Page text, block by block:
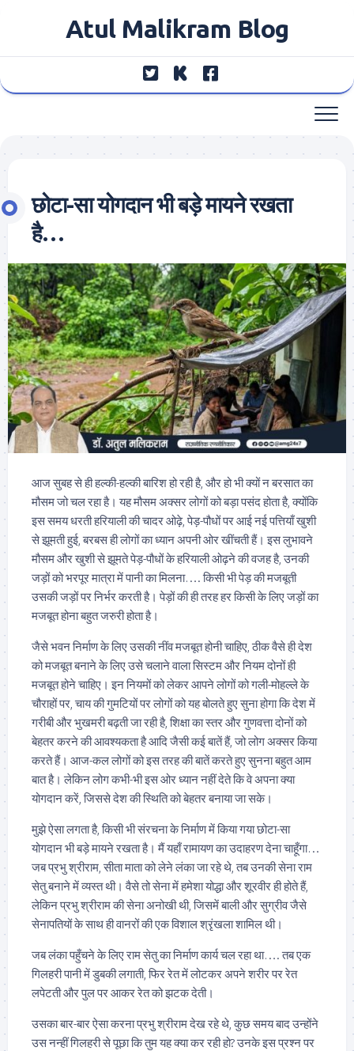
Atul Malikram Blog
छोटा-सा योगदान भी बड़े मायने रखता
है…
आज सुबह से ही हल्की-हल्की बारिश हो रही है, और हो भी क्यों न बरसात का
मौसम जो चल रहा है। यह मौसम अक्सर लोगों को बड़ा पसंद होता है, क्योंकि
इस समय धरती हरियाली की चादर ओढ़े, पेड़-पौधों पर आई नई पत्तियाँ खुशी
से झूमती हुई, बरबस ही लोगों का ध्यान अपनी ओर खींचती हैं। इस लुभावने
मौसम और खुशी से झूमते पेड़-पौधों के हरियाली ओढ़ने की वजह है, उनकी
जड़ों को भरपूर मात्रा में पानी का मिलना…. किसी भी पेड़ की मजबूती
उसकी जड़ों पर निर्भर करती है। पेड़ों की ही तरह हर किसी के लिए जड़ों का
मजबूत होना बहुत जरुरी होता है।
जैसे भवन निर्माण के लिए उसकी नींव मजबूत होनी चाहिए, ठीक वैसे ही देश
को मजबूत बनाने के लिए उसे चलाने वाला सिस्टम और नियम दोनों ही
मजबूत होने चाहिए। इन नियमों को लेकर आपने लोगों को गली-मोहल्ले के
चौराहों पर, चाय की गुमटियों पर लोगों को यह बोलते हुए सुना होगा कि देश में
गरीबी और भुखमरी बढ़ती जा रही है, शिक्षा का स्तर और गुणवत्ता दोनों को
बेहतर करने की आवश्यकता है आदि जैसी कई बातें हैं, जो लोग अक्सर किया
करते हैं। आज-कल लोगों को इस तरह की बातें करते हुए सुनना बहुत आम
बात है। लेकिन लोग कभी-भी इस ओर ध्यान नहीं देते कि वे अपना क्या
योगदान करें, जिससे देश की स्थिति को बेहतर बनाया जा सके।
मुझे ऐसा लगता है, किसी भी संरचना के निर्माण में किया गया छोटा-सा
योगदान भी बड़े मायने रखता है। मैं यहाँ रामायण का उदाहरण देना चाहूँगा…
जब प्रभु श्रीराम, सीता माता को लेने लंका जा रहे थे, तब उनकी सेना राम
सेतु बनाने में व्यस्त थी। वैसे तो सेना में हमेशा योद्धा और शूरवीर ही होते हैं,
लेकिन प्रभु श्रीराम की सेना अनोखी थी, जिसमें बाली और सुग्रीव जैसे
सेनापतियों के साथ ही वानरों की एक विशाल श्रृंखला शामिल थी।
जब लंका पहुँचने के लिए राम सेतु का निर्माण कार्य चल रहा था…. तब एक
गिलहरी पानी में डुबकी लगाती, फिर रेत में लोटकर अपने शरीर पर रेत
लपेटती और पुल पर आकर रेत को झटक देती।
उसका बार-बार ऐसा करना प्रभु श्रीराम देख रहे थे, कुछ समय बाद उन्होंने
उस नन्हीं गिलहरी से पूछा कि तुम यह क्या कर रही हो? उनके इस प्रश्न पर